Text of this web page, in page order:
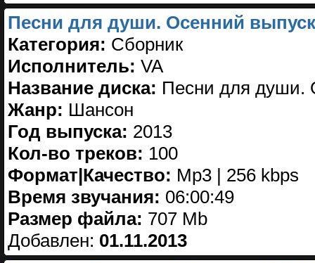
Песни для души. Осенний
Категория: Сборник
Исполнитель: VA
Название диска: Песни для души.
Жанр: Шансон
Год выпуска: 2013
Кол-во треков: 100
Формат|Качество: Mp3 | 256 kbps
Время звучания: 06:00:49
Размер файла: 707 Mb
Добавлен: 01.11.2013